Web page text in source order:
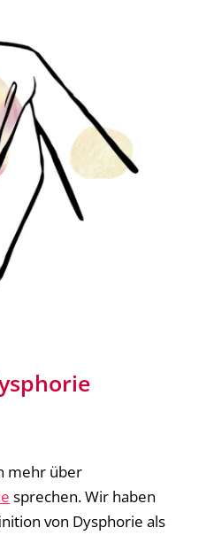
mehr über
sprechen. Wir haben
von Dysphorie als